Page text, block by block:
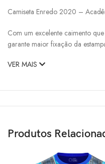
Camiseta Enredo 2020 –
Com um excelente caimento
garante maior fixação da
VER MAIS
Produtos